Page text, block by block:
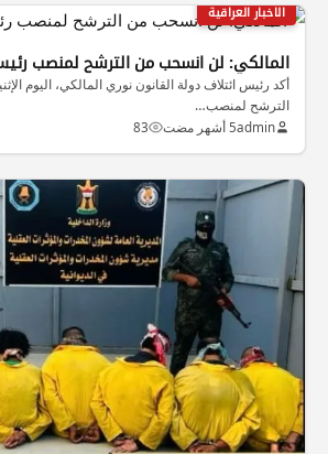
الاخبار العراقية
المالكي: لن انسحب من الترشح لمنصب
أكد رئيس ائتلاف دولة القانون نوري المالكي، اليوم
الترشح لمنصب…
admin5 أشهر مضت 83